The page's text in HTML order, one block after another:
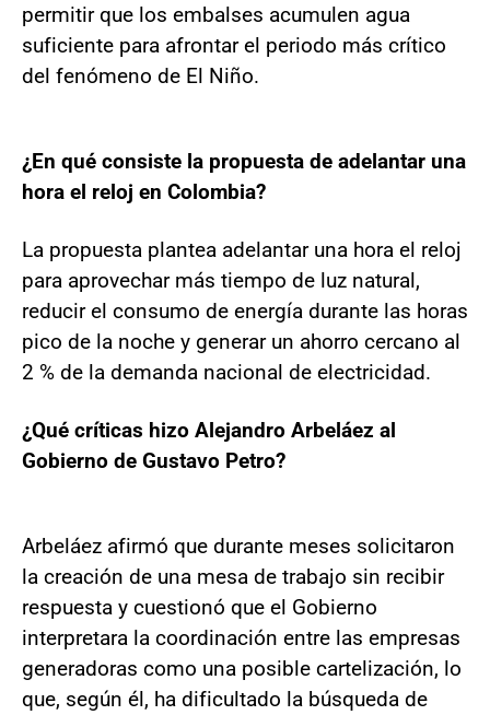
permitir que los embalses acumulen agua
suficiente para afrontar el periodo más crítico
del fenómeno de El Niño.
¿En qué consiste la propuesta de adelantar una
hora el reloj en Colombia?
La propuesta plantea adelantar una hora el reloj
para aprovechar más tiempo de luz natural,
reducir el consumo de energía durante las horas
pico de la noche y generar un ahorro cercano al
2 % de la demanda nacional de electricidad.
¿Qué críticas hizo Alejandro Arbeláez al
Gobierno de Gustavo Petro?
Arbeláez afirmó que durante meses solicitaron
la creación de una mesa de trabajo sin recibir
respuesta y cuestionó que el Gobierno
interpretara la coordinación entre las empresas
generadoras como una posible cartelización, lo
que, según él, ha dificultado la búsqueda de